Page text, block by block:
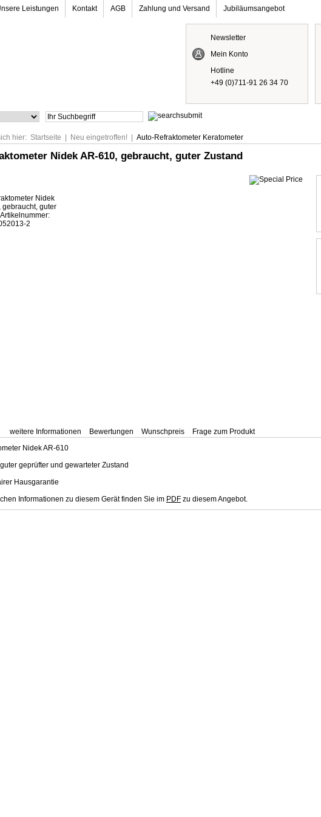
Leistungen Kontakt AGB Zahlung und Versand Jubiläumsangebot
Newsletter
Mein Konto
Hotline
+49 (0)711-91 26 34 70
hier: Startseite Neu eingetroffen! Auto-Refraktometer Keratometer
Nidek AR-610, gebraucht, guter Zustand
weitere Informationen Bewertungen Wunschpreis
Frage zum Produkt
Nidek AR-610
geprüfter und gewarteter Zustand
Hausgarantie
Informationen zu diesem Gerät finden Sie im PDF zu diesem Angebot.